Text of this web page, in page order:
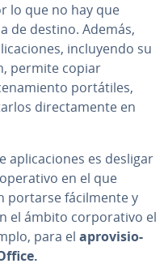
lo que no hay que
de destino. Además,
in­clu­ye­n­do su
permite copiar
po­r­tá­ti­les,
di­re­c­ta­me­n­te en
apli­ca­cio­nes es desligar
en el que
portarse fá­ci­l­me­n­te y
el ámbito co­r­po­ra­ti­vo el
para el apro­vi­sio­